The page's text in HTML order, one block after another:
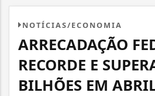
NOTÍCIAS/ECONOMIA
ARRECADAÇÃO
RECORDE E
BILHÕES EM